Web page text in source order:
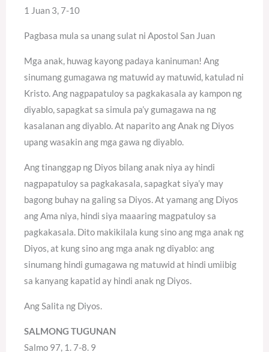
1 Juan 3, 7-10
Pagbasa mula sa unang sulat ni Apostol San Juan
Mga anak, huwag kayong padaya kaninuman! Ang
sinumang gumagawa ng matuwid ay matuwid, katulad ni
Kristo. Ang nagpapatuloy sa pagkakasala ay kampon ng
diyablo, sapagkat sa simula pa’y gumagawa na ng
kasalanan ang diyablo. At naparito ang Anak ng Diyos
upang wasakin ang mga gawa ng diyablo.
Ang tinanggap ng Diyos bilang anak niya ay hindi
nagpapatuloy sa pagkakasala, sapagkat siya’y may
bagong buhay na galing sa Diyos. At yamang ang Diyos
ang Ama niya, hindi siya maaaring magpatuloy sa
pagkakasala. Dito makikilala kung sino ang mga anak ng
Diyos, at kung sino ang mga anak ng diyablo: ang
sinumang hindi gumagawa ng matuwid at hindi umiibig
sa kanyang kapatid ay hindi anak ng Diyos.
Ang Salita ng Diyos.
SALMONG TUGUNAN
Salmo 97, 1. 7-8. 9